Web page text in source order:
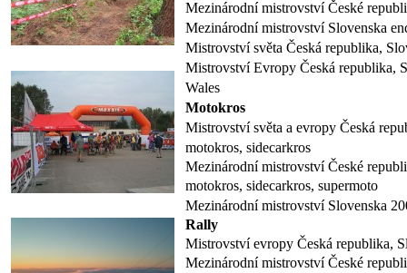
Mezinárodní mistrovství České
Mezinárodní mistrovství Slovenska
Mistrovství světa Česká republika,
Mistrovství Evropy Česká republika,
Wales
Motokros
Mistrovství světa a evropy Česká
motokros, sidecarkros
Mezinárodní mistrovství České
motokros, sidecarkros, supermoto
Mezinárodní mistrovství Slovenska
Rally
Mistrovství evropy Česká republika,
Mezinárodní mistrovství České